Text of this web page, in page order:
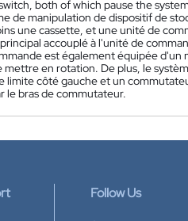
both of which pause the
de manipulation de dispositif de
une cassette, et une unité de
accouplé à l'unité de
est également équipée
en rotation. De plus, le
limite côté gauche et un
le bras de commutateur.
Follow Us